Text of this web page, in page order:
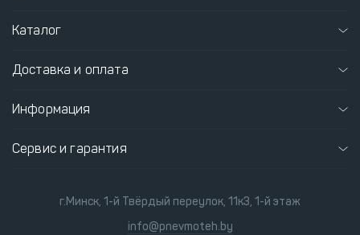
Каталог
Доставка и оплата
Информация
Сервис и гарантия
г.Минск, 1-й Твёрдый переулок, 11к3, 1-й этаж
info@pnevmoteh.by